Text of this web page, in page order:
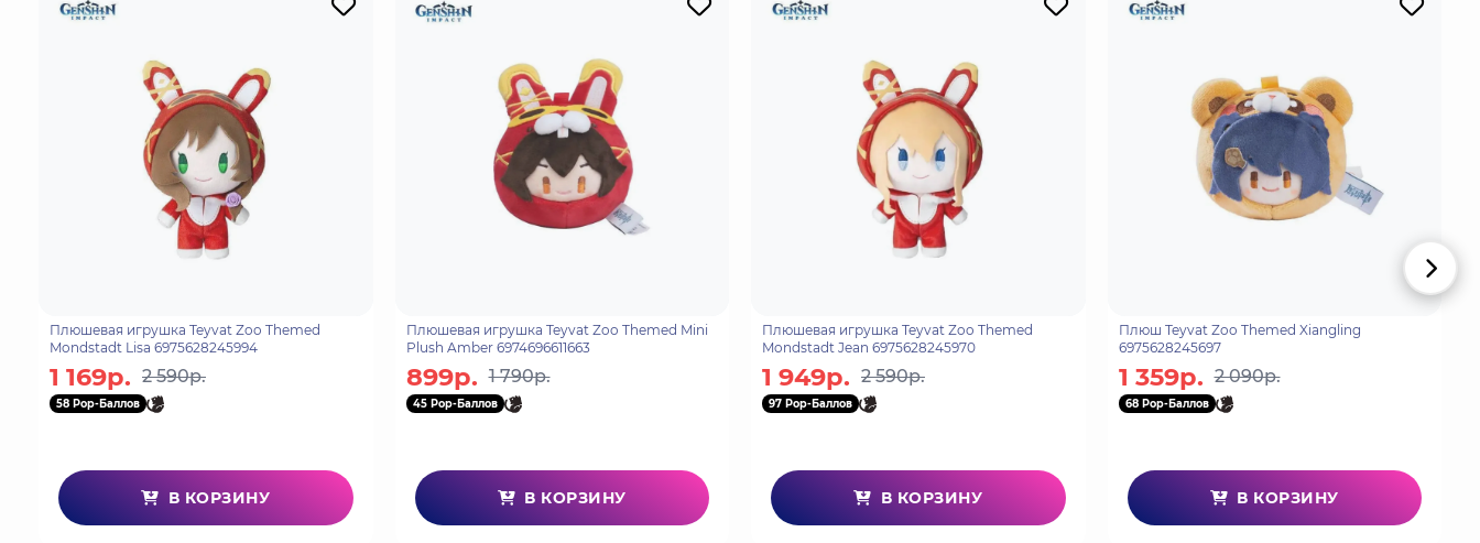
Плюшевая игрушка Teyvat Zoo Themed
Mondstadt Lisa 6975628245994
1 169р. 2 590р.
58 Pop-Баллов
В КОРЗИНУ
Плюшевая игрушка Teyvat Zoo Themed Mini
Plush Amber 6974696611663
899р. 1 790р.
45 Pop-Баллов
В КОРЗИНУ
Плюшевая игрушка Teyvat Zoo Themed
Mondstadt Jean 6975628245970
1 949р. 2 590р.
97 Pop-Баллов
В КОРЗИНУ
Плюш Teyvat Zoo Themed Xiangling
6975628245697
1 359р. 2 090р.
68 Pop-Баллов
В КОРЗИНУ